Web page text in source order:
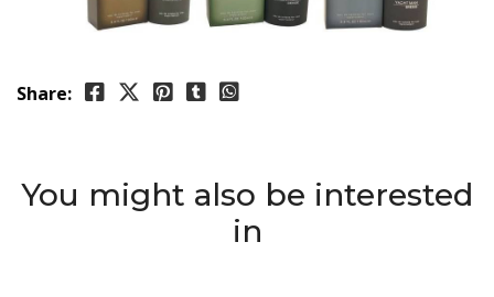
Share:
You might also be interested
in